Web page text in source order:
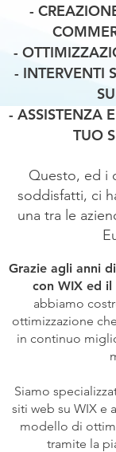
-
-
- INTERVENTI
- ASSISTENZA
TUO
Questo, ed i
soddisfatti, ci
una tra le
Grazie agli anni
con WIX ed il
abbiamo
ottimizzazione
in continuo
Siamo
siti web su WIX e
modello di
tramite la